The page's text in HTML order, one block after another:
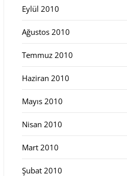
Eylül 2010
Ağustos 2010
Temmuz 2010
Haziran 2010
Mayıs 2010
Nisan 2010
Mart 2010
Şubat 2010